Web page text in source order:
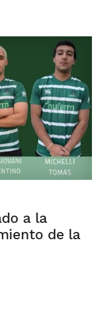
a la
de la